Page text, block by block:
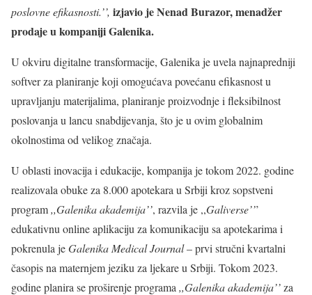
poslovne efikasnosti.’’, izjavio je Nenad Burazor, menadžer
prodaje u kompaniji Galenika.
U okviru digitalne transformacije, Galenika je uvela najnapredniji
softver za planiranje koji omogućava povećanu efikasnost u
upravljanju materijalima, planiranje proizvodnje i fleksibilnost
poslovanja u lancu snabdijevanja, što je u ovim globalnim
okolnostima od velikog značaja.
U oblasti inovacija i edukacije, kompanija je tokom 2022. godine
realizovala obuke za 8.000 apotekara u Srbiji kroz sopstveni
program,,Galenika akademija’’, razvila je ,,Galiverse’’’
edukativnu online aplikaciju za komunikaciju sa apotekarima i
pokrenula jeGalenika Medical Journal– prvi stručni kvartalni
časopis na maternjem jeziku za ljekare u Srbiji. Tokom 2023.
godine planira se proširenje programa ,,Galenika akademija’’za